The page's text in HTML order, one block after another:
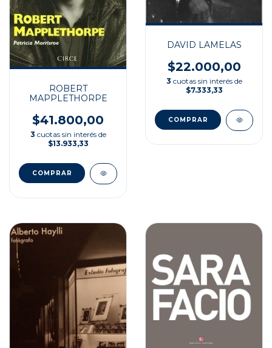
ROBERT
MAPPLETHORPE
$41.800,00
3 cuotas sin interés de
$13.933,33
DAVID LAMELAS
$22.000,00
3 cuotas sin interés de
$7.333,33